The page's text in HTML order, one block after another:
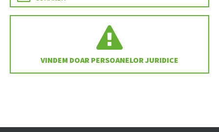
VINDEM DOAR PERSOANELOR JURIDICE